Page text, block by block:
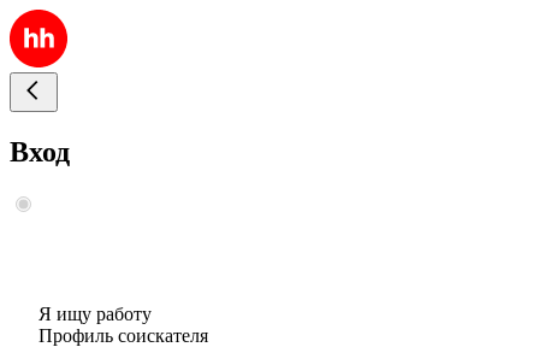
Вход
Я ищу работу
Профиль соискателя